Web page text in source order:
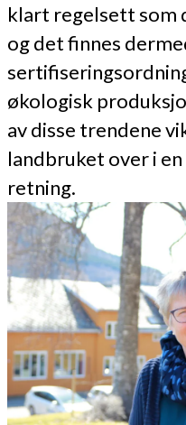
klart regelsett som
og det finnes
økologisk
av disse trendene
landbruket over i
retning.